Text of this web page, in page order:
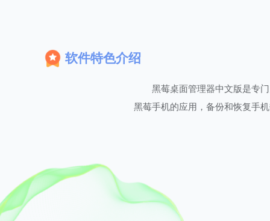
软件特色介绍
黑莓桌面管理器中文版是专
黑莓手机的应用，备份和恢复手